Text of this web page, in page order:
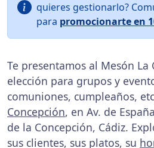
quieres gestionarlo?
para promocionarte en
Te presentamos al Mesón La
elección para grupos y
comuniones, cumpleaños,
Concepción, en Av. de
de la Concepción, Cádiz.
sus clientes, sus platos, su